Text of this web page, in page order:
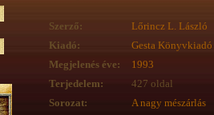
Szerző:
Lőrincz L. László
Kiadó:
Gesta Könyvkiadó
Megjelenés éve:
1993
Terjedelem:
427 oldal
Sorozat:
A nagy mészárlás